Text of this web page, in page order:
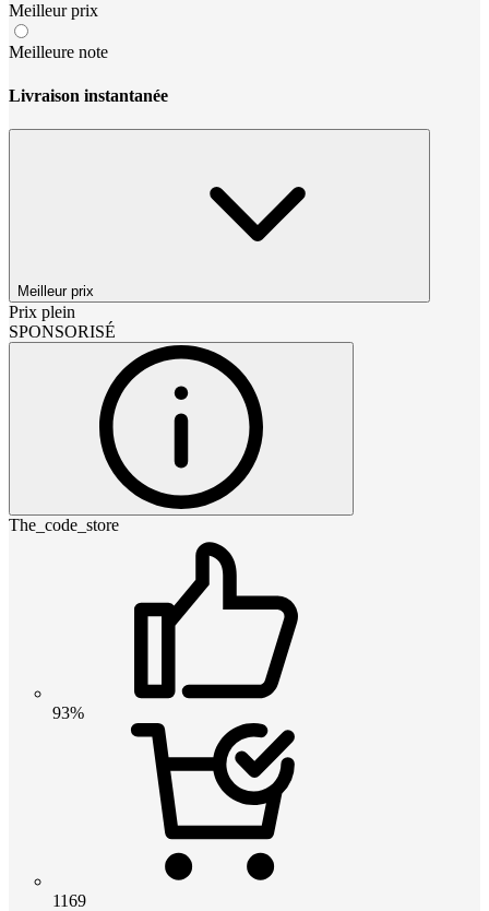
Meilleur prix
Meilleure note
Livraison instantanée
Meilleur prix
Prix plein
SPONSORISÉ
The_code_store
93%
1169